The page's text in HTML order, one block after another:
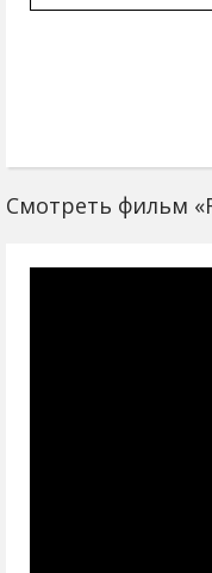
Смотреть фильм